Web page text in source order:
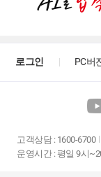
로그인 PC버
고객상담: 1600-6700
운영시간 : 평일 9시